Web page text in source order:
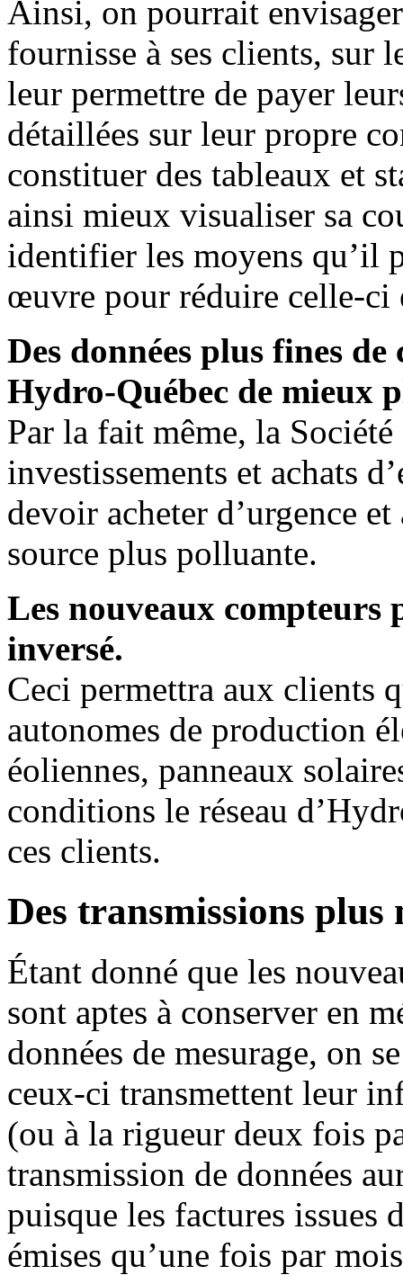
Ainsi, on pourrait
fournisse à ses clients, sur
leur permettre de payer
détaillées sur leur propre
constituer des tableaux et
ainsi mieux visualiser sa
identifier les moyens qu’il
œuvre pour réduire celle-ci
Des données plus fines
Hydro-Québec de mieux
Par la fait même, la
investissements et achats
devoir acheter d’urgence
source plus polluante.
Les nouveaux compteurs
inversé.
Ceci permettra aux clients
autonomes de production
éoliennes, panneaux
conditions le réseau
ces clients.
Des transmissions plus
Étant donné que les
sont aptes à conserver en
données de mesurage, on
ceux-ci transmettent leur
(ou à la rigueur deux fois
transmission de données
puisque les factures issues
émises qu’une fois par